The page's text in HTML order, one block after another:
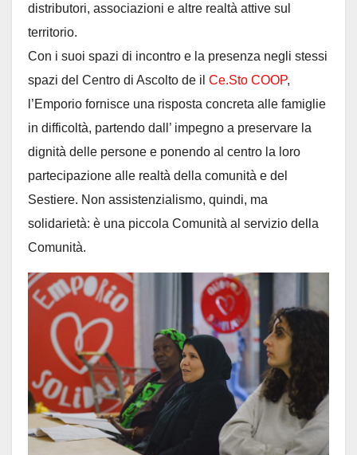
distributori, associazioni e altre realtà attive sul
territorio.
Con i suoi spazi di incontro e la presenza negli stessi
spazi del Centro di Ascolto de il Ce.Sto COOP,
l’Emporio fornisce una risposta concreta alle famiglie
in difficoltà, partendo dall’ impegno a preservare la
dignità delle persone e ponendo al centro la loro
partecipazione alle realtà della comunità e del
Sestiere. Non assistenzialismo, quindi, ma
solidarietà: è una piccola Comunità al servizio della
Comunità.